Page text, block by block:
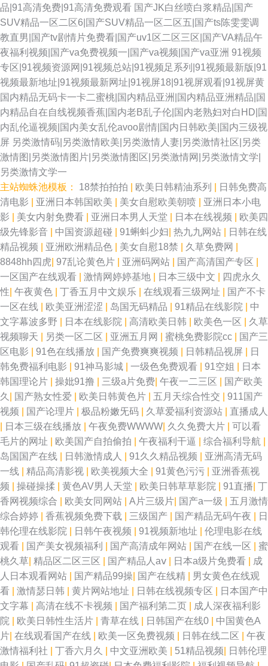
品|91高清免费|91高清免费观看 国产JK白丝喷白浆精品|国产
SUV精品一区二区6|国产SUV精品一区二区五|国产ts陈雯雯调
教直男|国产tv剧情片免费看|国产uv1区二区三区|国产VA精品午
夜福利视频|国产va免费视频一|国产va视频|国产va亚洲 91视频
专区|91视频资源网|91视频总站|91视频足系列|91视频最新版|91
视频最新地址|91视频最新网址|91视屏18|91视屏观看|91视屏黄
国内精品无码卡一卡二蜜桃|国内精品亚洲|国内精品亚洲精品|国
内精品自在自线视频香蕉|国内老B乱子伦|国内老熟妇对白HD|国
内乱伦逼视频|国内美女乱伦avoo剧情|国内日韩欧美|国内三级视
屏 另类激情码|另类激情欧美|另类激情人妻|另类激情社区|另类
激情图|另类激情图片|另类激情图区|另类激情网|另类激情文学|
另类激情文学一
主站蜘蛛池模板： 18禁拍拍拍 欧美日韩精油系列
日韩免费高
清电影
亚洲日本韩国欧美 美女自慰欧美朝喷
亚洲日本小电
影
美女内射免费看 亚洲日本男人天堂 日本在线视频
欧美四
级先锋影音
中国资源超碰 91蝌蚪少妇 热九九网站
日韩在线
精品视频
亚洲欧洲精品色 美女自慰18禁 久草免费网
8848hh四虎 97乱论黄色片 亚洲码网站 国产高清国产专区
一区国产在线观看
激情网婷婷基地 日本三级中文
四虎永久
性 午夜黄色 丁香五月中文娱乐 在线观看三级网址
国产不卡
一区在线
欧美亚洲涩涩 岛国无码精品 91精品在线影院
中
文字幕波多野
日本在线影院 高清欧美日韩 欧美色一区
久草
视频聊天
另类一区二区 亚洲五月网 蜜桃免费影院cc
国产三
区电影
91色在线播放 国产免费爽爽视频 日韩精品视屏
日
韩免费福利电影
91神马影城 一级色免费观看 91空姐
日本
韩国理论片
操妣91撸 三级a片免费 午夜一二三区
国产欧美
久
国产熟女性爱 欧美日韩黄色片 五月天综合性交
911国产
视频
国产论理片 极品粉嫩旡码 久草爱福利资源站
直播成人
日本三级在线播放 午夜免费WWWW 久久免费大片
可以看
毛片的网址
欧美国产自拍偷拍 午夜福利干逼 综合福利导航
岛国国产在线
日韩激情成人 91久久精品视频
亚洲高清无码
一线
精品高清影视 欧美视频大全 91黄色污污
亚洲香蕉视
频
操碰操揉 黄色AV男人天堂 欧美日韩草草影院 91直播 丁
香网视频综合
欧美女同网站 A片三级片 国产a一级
五月激情
综合婷婷
香蕉视频免费下载 三级国产 国产精品无码午夜
日
韩伦理在线影院
日韩午夜视频 91视频新地址
伦理电影在线
观看
国产美女视频福利 国产高清成年网站 国产在线一区
蜜
桃久草 精品区二区三区 国产精品人aⅴ 日本a级片免费看
成
人日本观看网站
国产精品99操 国产在线精
男女黄色在线观
看
激情瑟日韩 黄片网站地址 日韩在线视频专区
日本国产中
文字幕
高清在线不卡视频 国产福利第二页
成人深夜福利影
院
欧美日韩性生活片 青草在线 日韩国产在线0
中国黄色A
片 在线观看国产在线 欧美一区免费视频 日韩在线二区
午夜
激情福利社
丁香六月久 中文亚洲欧美 51精品视频
日韩伦理